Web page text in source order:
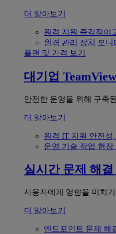
더 알아보기
원격 지원 즉각적이
원격 관리 장치 모니
플랜 및 가격 보기
대기업
안전한 운영을 위해 구축
더 알아보기
원격 IT 지원 안전성
운영 기술 작업 현장
실시간 문제 해결
사용자에게 영향을 미치
더 알아보기
엔드포인트 문제 해